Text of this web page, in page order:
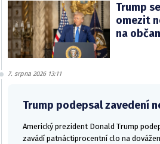
Trump
omezit
na
7. srpna 2026 13:11
Trump podepsal zavedení
Americký prezident Donald Trump
zavádí patnáctiprocentní clo na